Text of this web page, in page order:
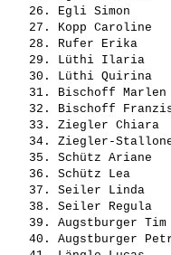
   26.
Egli
   27.
Kopp
   28.
   29.
   30.
Lüthi
   31.
   32.
Bischoff
   33.
   34.
Ziegler-
   35.
   36.
   37.
   38.
Seiler
   39.
   40.